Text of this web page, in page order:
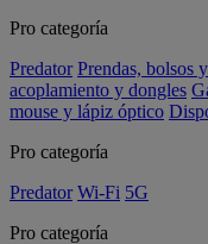
Pro categoría
Predator Prendas, bolsos
acoplamiento y dongles
mouse y lápiz óptico
Pro categoría
Predator Wi-Fi 5G
Pro categoría